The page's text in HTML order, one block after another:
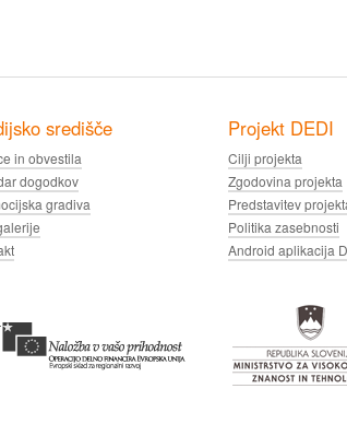
središče
in obvestila
dogodkov
gradiva
Projekt DEDI
Cilji projekta
Zgodovina projekta
Predstavitev
Politika zasebnosti
Android aplikacija